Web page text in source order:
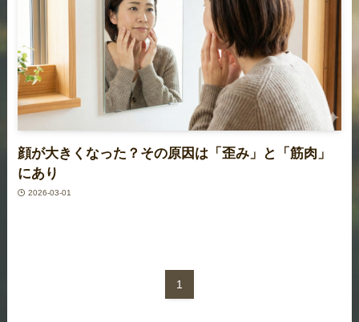
顔が大きくなった？その原因は「歪み」と「筋肉」
にあり
2026-03-01
1